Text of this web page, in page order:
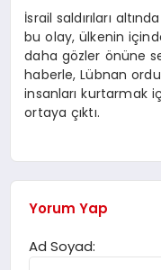
İsrail saldırıları
bu olay, ülkenin
daha gözler önüne
haberle, Lübnan
insanları kurtarmak
ortaya çıktı.
Yorum Yap
Ad Soyad: